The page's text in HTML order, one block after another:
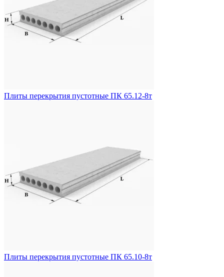
Плиты перекрытия пустотные ПК 65.12-8т
Плиты перекрытия пустотные ПК 65.10-8т